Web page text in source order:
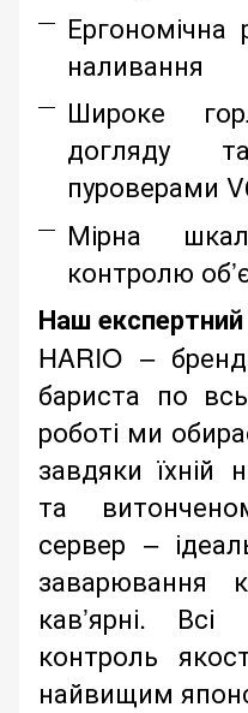
Ергономічна
наливання
Широке
догляду
пуроверами
Мірна
контролю
Наш експертний
HARIO –
бариста по
роботі ми
завдяки їхній
та
сервер –
кав’ярні. Всі
контроль
найвищим